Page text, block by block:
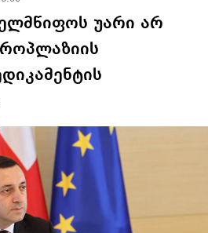
უარი არ